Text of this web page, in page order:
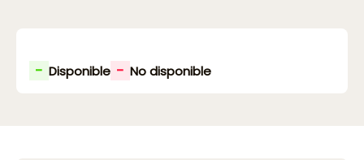
- Disponible - No disponible